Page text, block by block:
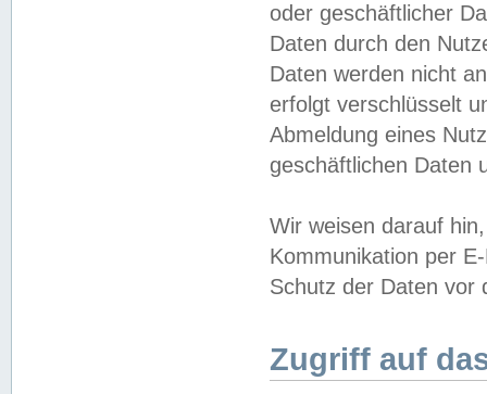
oder geschäftlicher
Daten durch den
Daten werden nicht
erfolgt verschlüsselt
Abmeldung eines
geschäftlichen Daten
Wir weisen darauf
Kommunikation per
Schutz der Daten vor
Zugriff auf